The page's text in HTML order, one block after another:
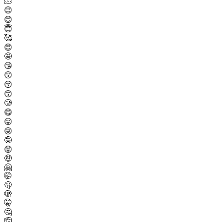
😉
😊
😇
🥰
😍
🤩
😘
😗
😚
😙
🥲
😋
😛
😜
🤪
😝
🤑
🤗
🤭
🫢
🫣
🤫
🤔